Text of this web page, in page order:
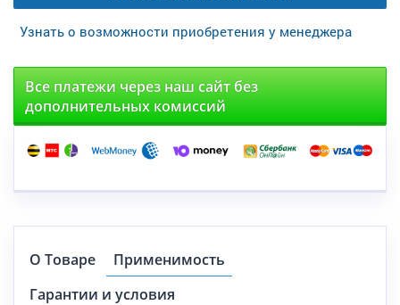
Узнать о возможности приобретения у менеджера
Все платежи через наш сайт без
дополнительных комиссий
О Товаре
Применимость
Гарантии и условия